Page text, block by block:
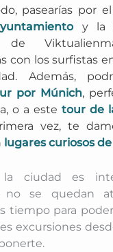
pasearías por el
yla
de
con los surfistas
. Además,
por Múnich,
o a este tour de
vez, te
lugares curiosos
ciudad es
no se quedan
tiempo para
excursiones